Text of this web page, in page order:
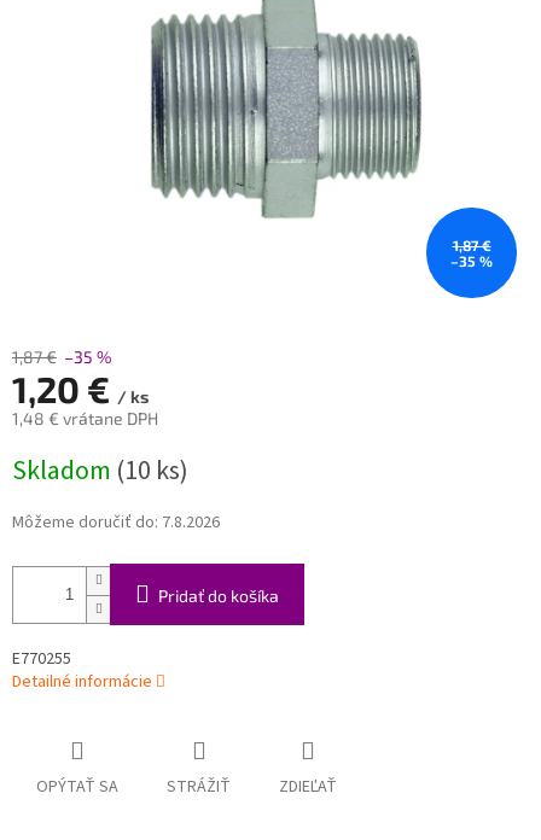
5
hviezdičiek.
1,87 €
–35 %
1,87 € –35 %
1,20 € / ks
1,48 € vrátane DPH
cena:
Skladom (10 ks)
Môžeme doručiť do: 7.8.2026
Pridať do košíka
E770255
Detailné informácie
OPÝTAŤ SA STRÁŽIŤ ZDIEĽAŤ